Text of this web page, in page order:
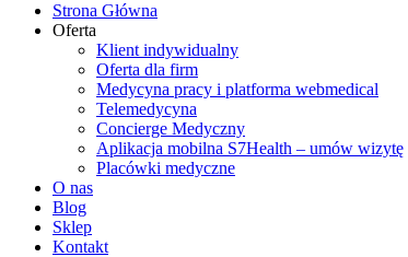
Strona Główna
Oferta
Klient indywidualny
Oferta dla firm
Medycyna pracy i platforma webmedical
Telemedycyna
Concierge Medyczny
Aplikacja mobilna S7Health – umów wizytę
Placówki medyczne
O nas
Blog
Sklep
Kontakt